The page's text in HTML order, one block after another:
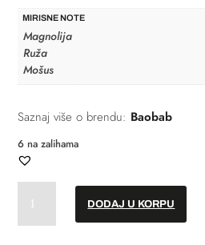
MIRISNE NOTE
Magnolija
Ruža
Mošus
Saznaj više o brendu: Baobab
6 na zalihama
ruke
DODAJ U KORPU